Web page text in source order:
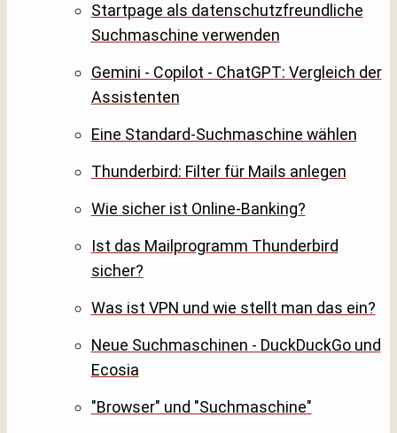
Startpage als datenschutzfreundliche
Suchmaschine verwenden
Gemini - Copilot - ChatGPT: Vergleich der
Assistenten
Eine Standard-Suchmaschine wählen
Thunderbird: Filter für Mails anlegen
Wie sicher ist Online-Banking?
Ist das Mailprogramm Thunderbird
sicher?
Was ist VPN und wie stellt man das ein?
Neue Suchmaschinen - DuckDuckGo und
Ecosia
"Browser" und "Suchmaschine"